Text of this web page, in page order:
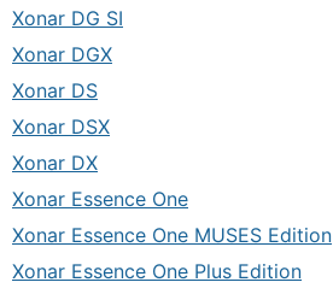
Xonar DG SI
Xonar DGX
Xonar DS
Xonar DSX
Xonar DX
Xonar Essence One
Xonar Essence One MUSES Edition
Xonar Essence One Plus Edition